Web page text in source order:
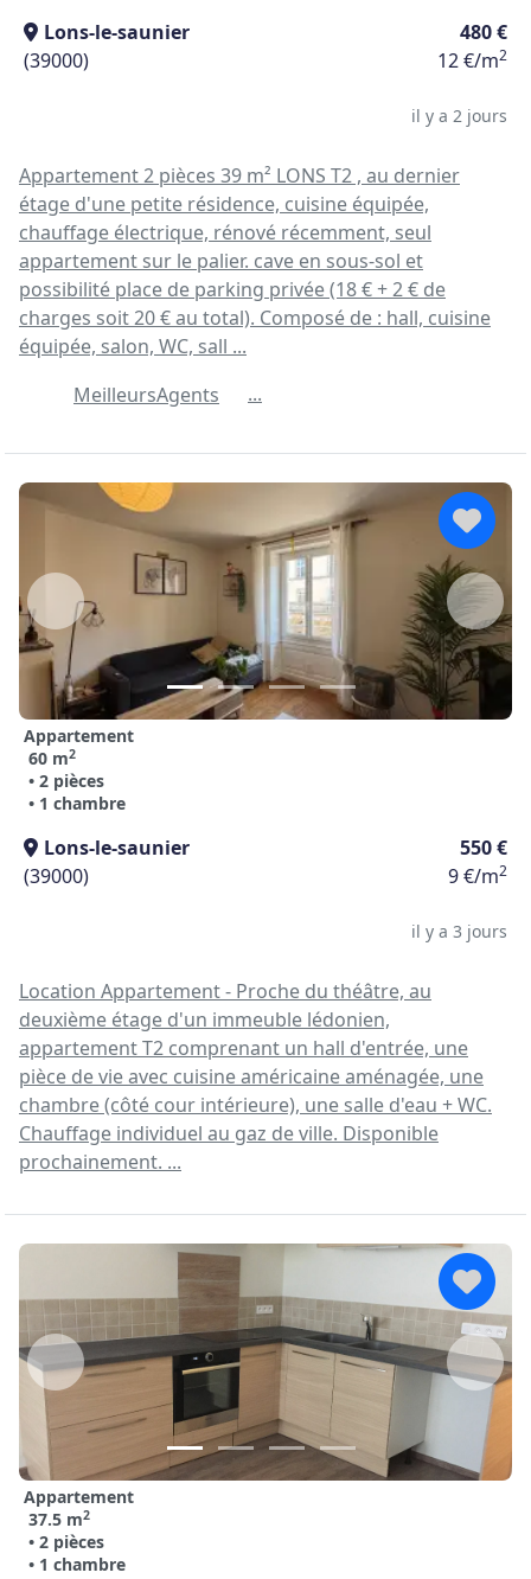
Lons-le-saunier
480 €
(39000)
12 €/m2
il y a 2 jours
Appartement 2 pièces 39 m² LONS T2 , au dernier
étage d'une petite résidence, cuisine équipée,
chauffage électrique, rénové récemment, seul
appartement sur le palier. cave en sous-sol et
possibilité place de parking privée (18 € + 2 € de
charges soit 20 € au total). Composé de : hall, cuisine
équipée, salon, WC, sall ...
MeilleursAgents
...
Appartement
60 m2
• 2 pièces
• 1 chambre
Lons-le-saunier
550 €
(39000)
9 €/m2
il y a 3 jours
Location Appartement - Proche du théâtre, au
deuxième étage d'un immeuble lédonien,
appartement T2 comprenant un hall d'entrée, une
pièce de vie avec cuisine américaine aménagée, une
chambre (côté cour intérieure), une salle d'eau + WC.
Chauffage individuel au gaz de ville. Disponible
prochainement. ...
Appartement
37.5 m2
• 2 pièces
• 1 chambre